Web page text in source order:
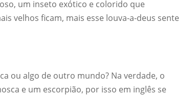
um inseto exótico e colorido que
velhos ficam, mais esse louva-a-deus sente
ou algo de outro mundo? Na verdade, o
e um escorpião, por isso em inglês se